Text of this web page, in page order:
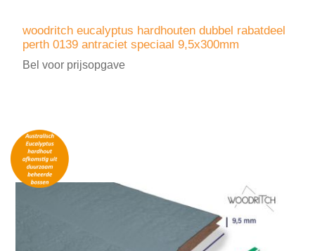
woodritch eucalyptus hardhouten dubbel rabatdeel
perth 0139 antraciet speciaal 9,5x300mm
Bel voor prijsopgave